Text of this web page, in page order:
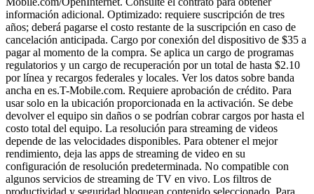
información adicional. Optimizado: requiere suscripción de tres
años; deberá pagarse el costo restante de la suscripción en caso de
cancelación anticipada. Cargo por conexión del dispositivo de $35 a
pagar al momento de la compra. Se aplica un cargo de programas
regulatorios y un cargo de recuperación por un total de hasta $2.10
por línea y recargos federales y locales. Ver los datos sobre banda
ancha en es.T-Mobile.com. Requiere aprobación de crédito. Para
usar solo en la ubicación proporcionada en la activación. Se debe
devolver el equipo sin daños o se podrían cobrar cargos por hasta el
costo total del equipo. La resolución para streaming de videos
depende de las velocidades disponibles. Para obtener el mejor
rendimiento, deja las apps de streaming de video en su
configuración de resolución predeterminada. No compatible con
algunos servicios de streaming de TV en vivo. Los filtros de
productividad y seguridad bloquean contenido seleccionado. Para